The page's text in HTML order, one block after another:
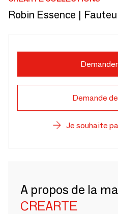
Robin Essence |
Demande
Je souhaite
A propos de la
CREARTE